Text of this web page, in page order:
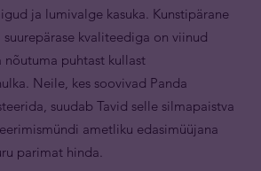
ja lumivalge kasuka. Kunstipärane
kvaliteediga on viinud
nõutuma puhtast kullast
Neile, kes soovivad Panda
suudab Tavid selle silmapaistva
ametliku edasimüüjana
parimat hinda.